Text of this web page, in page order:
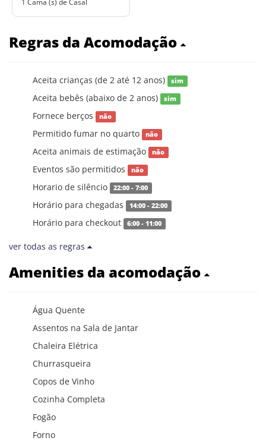
1 Cama (s) de Casal
Regras da Acomodação
Aceita crianças (de 2 até 12 anos) sim
Aceita bebês (abaixo de 2 anos) sim
Fornece berços não
Permitido fumar no quarto não
Aceita animais de estimação não
Eventos são permitidos não
Horario de silêncio 22:00 - 7:00
Horário para chegadas 14:00 - 22:00
Horário para checkout 6:00 - 11:00
ver todas as regras
Amenities da acomodação
Água Quente
Assentos na Sala de Jantar
Chaleira Elétrica
Churrasqueira
Copos de Vinho
Cozinha Completa
Fogão
Forno